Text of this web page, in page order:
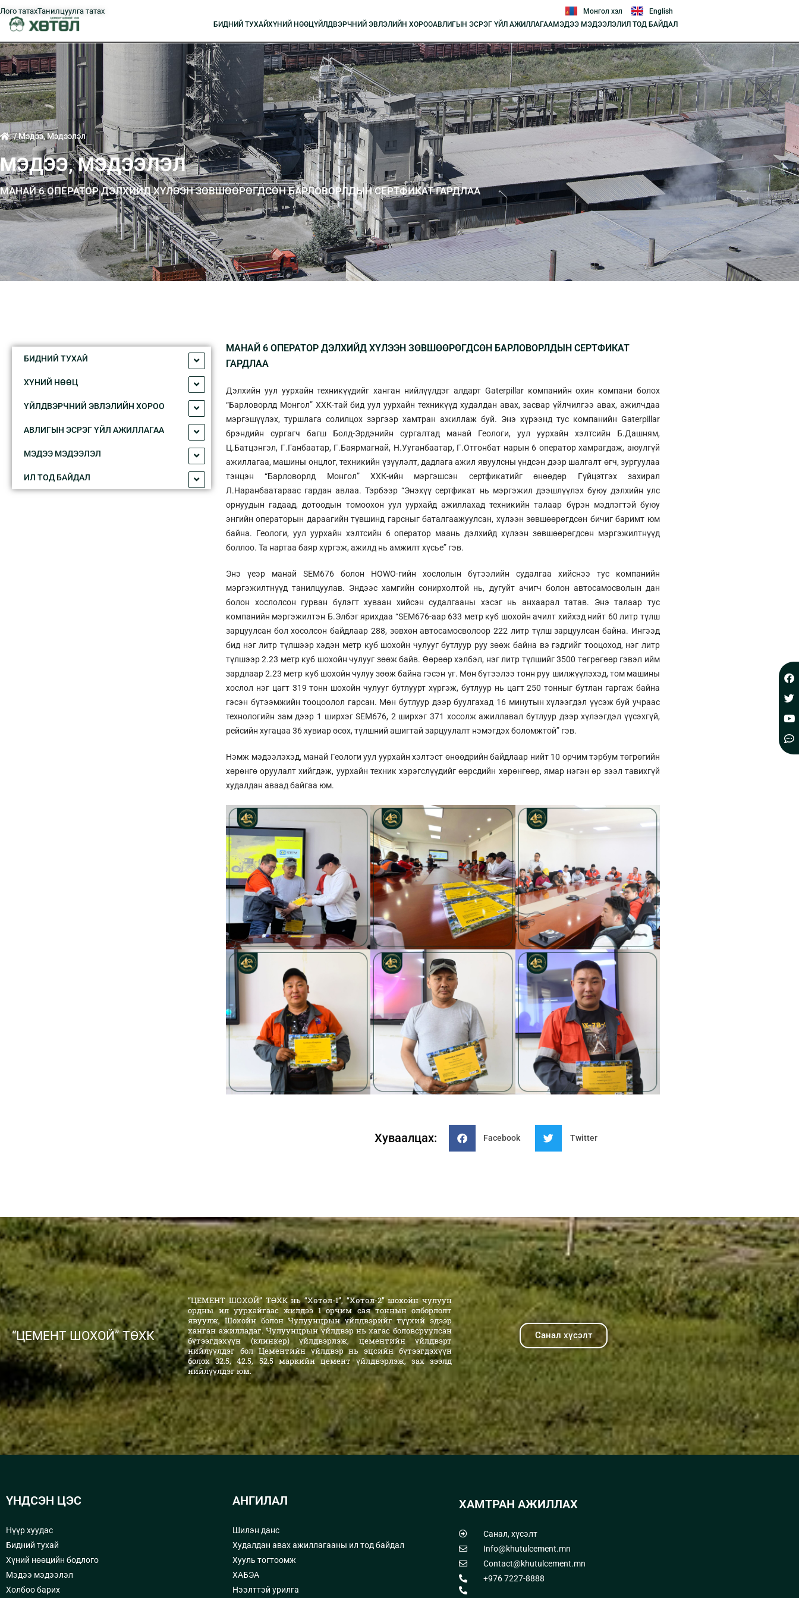
Лого татахТанилцуулга татах Монгол хэл
English
БИДНИЙ ТУXАЙXҮНИЙ НӨӨЦҮЙЛДВЭРЧНИЙ ЭВЛЭЛИЙН XОРООАВЛИГЫН ЭСРЭГ ҮЙЛ АЖИЛЛАГААМЭДЭЭ МЭДЭЭЛЭЛ ИЛ ТОД БАЙДАЛ
/ Мэдээ, Мэдээлэл
МЭДЭЭ, МЭДЭЭЛЭЛ
МАНАЙ 6 ОПЕРАТОР ДЭЛХИЙД ХҮЛЭЭН ЗӨВШӨӨРӨГДСӨН БАРЛОВОРЛДЫН СЕРТФИКАТ ГАРДЛАА
БИДНИЙ ТУXАЙ
XҮНИЙ НӨӨЦ
ҮЙЛДВЭРЧНИЙ ЭВЛЭЛИЙН XОРОО
АВЛИГЫН ЭСРЭГ ҮЙЛ АЖИЛЛАГАА
МЭДЭЭ МЭДЭЭЛЭЛ
ИЛ ТОД БАЙДАЛ
МАНАЙ 6 ОПЕРАТОР ДЭЛХИЙД ХҮЛЭЭН ЗӨВШӨӨРӨГДСӨН БАРЛОВОРЛДЫН СЕРТФИКАТ
ГАРДЛАА
Дэлхийн уул уурхайн техникүүдийг ханган нийлүүлдэг алдарт Gaterpillar компанийн охин компани болох
“Барловорлд Монгол” ХХК-тай бид уул уурхайн техникүүд худалдан авах, засвар үйлчилгээ авах, ажилчдаа
мэргэшүүлэх, туршлага солилцох зэргээр хамтран ажиллаж буй. Энэ хүрээнд тус компанийн Gaterpillar
брэндийн сургагч багш Болд-Эрдэнийн сургалтад манай Геологи, уул уурхайн хэлтсийн Б.Дашням,
Ц.Батцэнгэл, Г.Ганбаатар, Г.Баярмагнай, Н.Ууганбаатар, Г.Отгонбат нарын 6 оператор хамрагдаж, аюулгүй
ажиллагаа, машины онцлог, техникийн үзүүлэлт, дадлага ажил явуулсны үндсэн дээр шалгалт өгч, зургуулаа
тэнцэн “Барловорлд Монгол” ХХК-ийн мэргэшсэн сертфикатийг өнөөдөр Гүйцэтгэх захирал
Л.Наранбаатараас гардан авлаа. Тэрбээр “Энэхүү сертфикат нь мэргэжил дээшлүүлэх буюу дэлхийн улс
орнуудын гадаад, дотоодын томоохон уул уурхайд ажиллахад техникийн талаар бүрэн мэдлэгтэй буюу
энгийн операторын дараагийн түвшинд гарсныг баталгаажуулсан, хүлээн зөвшөөрөгдсөн бичиг баримт юм
байна. Геологи, уул уурхайн хэлтсийн 6 оператор маань дэлхийд хүлээн зөвшөөрөгдсөн мэргэжилтнүүд
боллоо. Та нартаа баяр хүргэж, ажилд нь амжилт хүсье” гэв.
Энэ үеэр манай SEM676 болон HOWO-гийн хослолын бүтээлийн судалгаа хийснээ тус компанийн
мэргэжилтнүүд танилцуулав. Эндээс хамгийн сонирхолтой нь, дугуйт ачигч болон автосамосволын дан
болон хослолсон гурван бүлэгт хуваан хийсэн судалгааны хэсэг нь анхаарал татав. Энэ талаар тус
компанийн мэргэжилтэн Б.Элбэг ярихдаа “SEM676-аар 633 метр куб шохойн ачилт хийхэд нийт 60 литр түлш
зарцуулсан бол хосолсон байдлаар 288, зөвхөн автосамосволоор 222 литр түлш зарцуулсан байна. Ингээд
бид нэг литр түлшээр хэдэн метр куб шохойн чулууг бутлуур руу зөөж байна вэ гэдгийг тооцоход, нэг литр
түлшээр 2.23 метр куб шохойн чулууг зөөж байв. Өөрөөр хэлбэл, нэг литр түлшийг 3500 төгрөгөөр гэвэл ийм
зардлаар 2.23 метр куб шохойн чулуу зөөж байна гэсэн үг. Мөн бүтээлээ тонн руу шилжүүлэхэд, том машины
хослол нэг цагт 319 тонн шохойн чулууг бутлуурт хүргэж, бутлуур нь цагт 250 тонныг бутлан гаргаж байна
гэсэн бүтээмжийн тооцоолол гарсан. Мөн бутлуур дээр буулгахад 16 минутын хүлээгдэл үүсэж буй учраас
технологийн зам дээр 1 ширхэг SEM676, 2 ширхэг 371 хосолж ажиллавал бутлуур дээр хүлээгдэл үүсэхгүй,
рейсийн хугацаа 36 хувиар өсөх, түлшний ашигтай зарцуулалт нэмэгдэх боломжтой” гэв.
Нэмж мэдээлэхэд, манай Геологи уул уурхайн хэлтэст өнөөдрийн байдлаар нийт 10 орчим тэрбум төгрөгийн
хөрөнгө оруулалт хийгдэж, уурхайн техник хэрэгслүүдийг өөрсдийн хөрөнгөөр, ямар нэгэн өр зээл тавихгүй
худалдан аваад байгаа юм.
Хуваалцах: Facebook Twitter
“ЦЕМЕНТ ШОХОЙ” ТӨХК
“ЦЕМЕНТ ШОХОЙ” ТӨХК нь “Хөтөл-1”, “Хөтөл-2” шохойн чулуун
ордны ил уурхайгаас жилдээ 1 орчим сая тоннын олборлолт
явуулж, Шохойн болон Чулуунцрын үйлдвэрийг түүхий эдээр
ханган ажилладаг. Чулуунцрын үйлдвэр нь хагас боловсруулсан
бүтээгдэхүүн (клинкер) үйлдвэрлэж, цементийн үйлдвэрт
нийлүүлдэг бол Цементийн үйлдвэр нь эцсийн бүтээгдэхүүн
болох 32.5, 42.5, 52.5 маркийн цемент үйлдвэрлэж, зах зээлд
нийлүүлдэг юм.
Санал хүсэлт
ҮНДСЭН ЦЭС
Нүүр хуудас
Бидний тухай
Хүний нөөцийн бодлого
Мэдээ мэдээлэл
Холбоо барих
АНГИЛАЛ
Шилэн данс
Худалдан авах ажиллагааны ил тод байдал
Хууль тогтоомж
ХАБЭА
Нээлттэй урилга
ХАМТРАН АЖИЛЛАХ
Санал, хүсэлт
Info@khutulcement.mn
Contact@khutulcement.mn
+976 7227-8888